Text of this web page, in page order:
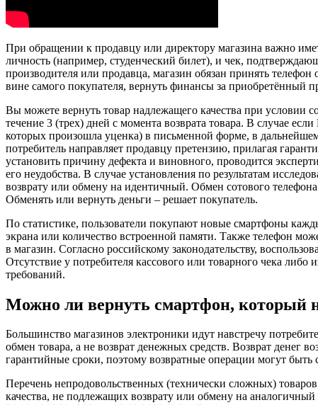
При обращении к продавцу или директору магазина важно
личность (например, студенческий билет), и чек,
производителя или продавца, магазин обязан принять
вине самого покупателя, вернуть финансы за приобретённый
Вы можете вернуть товар надлежащего качества при условии
течение 3 (трех) дней с момента возврата товара. В случае
которых произошла уценка) в письменной форме, в
потребитель направляет продавцу претензию, прилагая
установить причину дефекта и виновного, проводится
его неудобства. В случае установления по результатам
возврату или обмену на идентичный. Обмен сотового
Обменять или вернуть деньги – решает покупатель.
По статистике, пользователи покупают новые смартфоны
экрана или количество встроенной памяти. Также телефон
в магазин. Согласно российскому законодательству,
Отсутствие у потребителя кассового или товарного чека
требований.
Можно ли вернуть смартфон, который
Большинство магазинов электроники идут навстречу
обмен товара, а не возврат денежных средств. Возврат денег
гарантийные сроки, поэтому возвратные операции могут быть
Перечень непродовольственных (технически сложных)
качества, не подлежащих возврату или обмену на